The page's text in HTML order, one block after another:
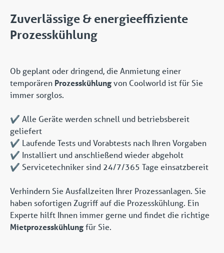
Zuverlässige & energieeffiziente
Prozesskühlung
Ob geplant oder dringend, die Anmietung einer
temporären Prozesskühlungvon Coolworld ist für Sie
immer sorglos.
✔️ Alle Geräte werden schnell und betriebsbereit
geliefert
✔️ Laufende Tests und Vorabtests nach Ihren Vorgaben
✔️ Installiert und anschließend wieder abgeholt
✔️ Servicetechniker sind 24/7/365 Tage einsatzbereit
Verhindern Sie Ausfallzeiten Ihrer Prozessanlagen. Sie
haben sofortigen Zugriff auf die Prozesskühlung. Ein
Experte hilft Ihnen immer gerne und findet die richtige
Mietprozesskühlungfür Sie.